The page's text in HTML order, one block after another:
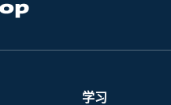
学习